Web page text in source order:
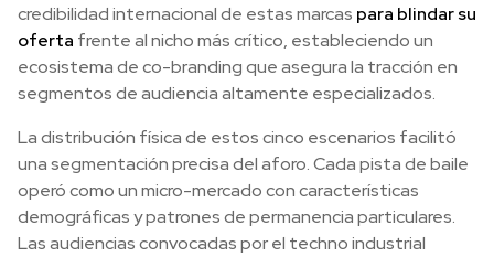
credibilidad internacional de estas marcas para blindar su
oferta frente al nicho más crítico, estableciendo un
ecosistema de co-branding que asegura la tracción en
segmentos de audiencia altamente especializados.
La distribución física de estos cinco escenarios facilitó
una segmentación precisa del aforo. Cada pista de baile
operó como un micro-mercado con características
demográficas y patrones de permanencia particulares.
Las audiencias convocadas por el techno industrial